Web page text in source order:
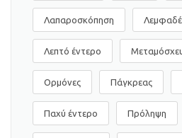
Λαπαροσκόπηση
Λεπτό έντερο
Ορμόνες Πάγκρεας
Παχύ έντερο Πρόληψη